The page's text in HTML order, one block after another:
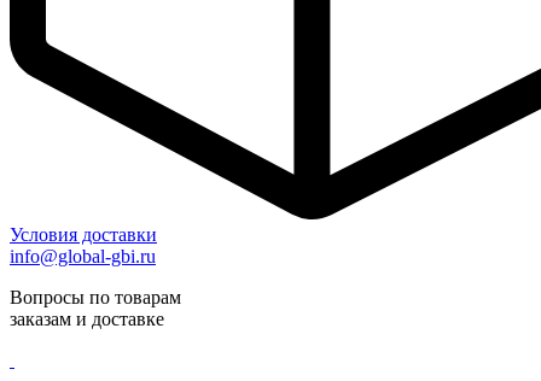
Условия доставки
info@global-gbi.ru
Вопросы по товарам
заказам и доставке